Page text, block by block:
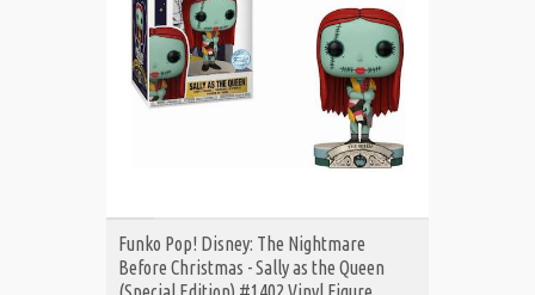
ΑΓΟΡΑ
Funko Pop! Disney: The Nightmare
Before Christmas - Sally as the Queen